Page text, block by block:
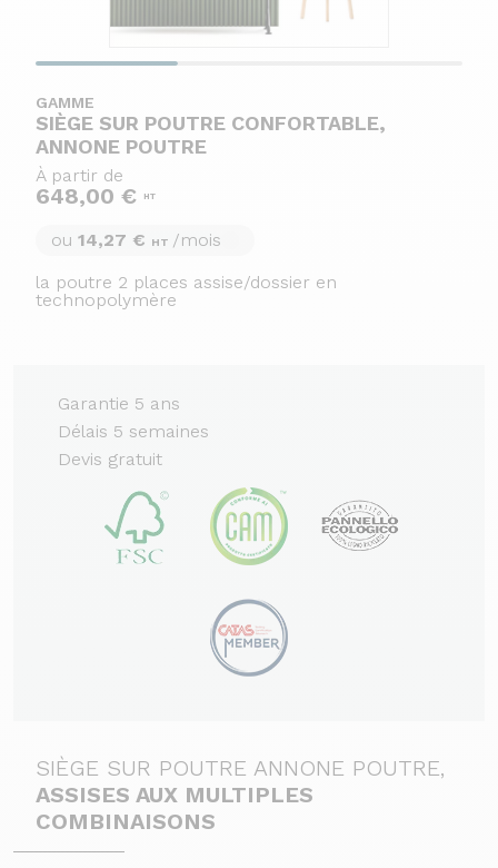
GAMME
SIÈGE SUR POUTRE CONFORTABLE,
ANNONE POUTRE
À partir de
648,00 € HT
ou 14,27 € HT /mois
la poutre 2 places assise/dossier en
technopolymère
Garantie 5 ans
Délais 5 semaines
Devis gratuit
SIÈGE SUR POUTRE ANNONE POUTRE,
ASSISES AUX MULTIPLES
COMBINAISONS